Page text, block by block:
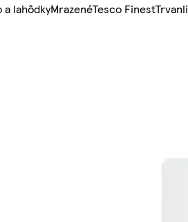
a lahôdkyMrazenéTesco Finest